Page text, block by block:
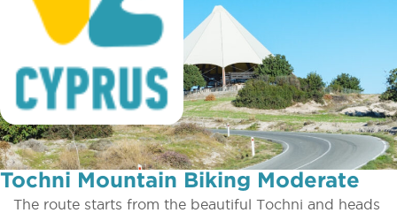
Tochni Mountain Biking Moderate
The route starts from the beautiful Tochni and heads